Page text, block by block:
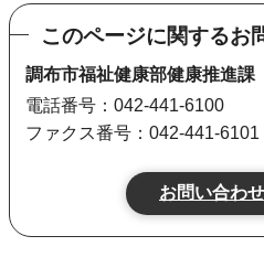
このページに関するお
調布市福祉健康部健康推進課
電話番号：042-441-6100
ファクス番号：042-441-6101